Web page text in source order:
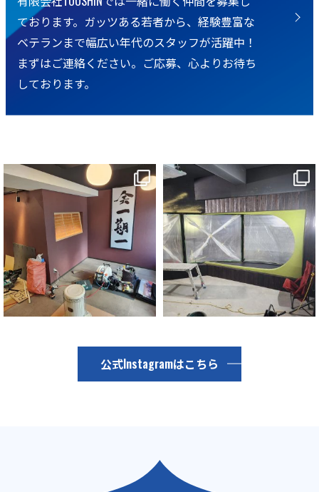
ております。ガッツある若者から、経験豊富な
ベテランまで幅広い年代のスタッフが活躍中！
まずはご連絡ください。ご応募、心よりお待ち
しております。
yugengaisya.toushin
10月 23
yugengaisya.toushin
5月 10
公式Instagramはこちら